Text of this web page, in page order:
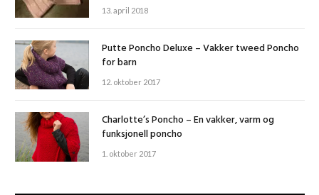
13. april 2018
Putte Poncho Deluxe – Vakker tweed Poncho
for barn
12. oktober 2017
Charlotte’s Poncho – En vakker, varm og
funksjonell poncho
1. oktober 2017